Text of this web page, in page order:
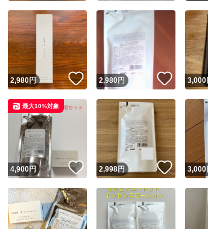
Yahoo!フリマが定めた一定の基
安心取引出品者
こ
いいね！
2,980円 いいね！
2,980 円 いいね
3,000
いね！
4,900円 いいね！
最大10%対象
2,998円 いいね
3,000